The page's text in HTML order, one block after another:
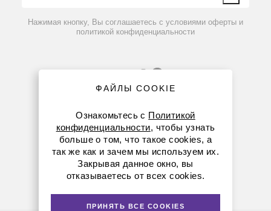
Нажимая кнопку, Вы соглашаетесь с условиями оферты и
политикой конфиденциальности
8 (800) 234-05-08
+7 (912) 658-76-06
ФАЙЛЫ COOKIE
Ознакомьтесь с Политикой
конфиденциальности, чтобы узнать
больше о том, что такое cookies, а
так же как и зачем мы используем их.
Закрывая данное окно, вы
отказываетесь от всех cookies.
ПРИНЯТЬ ВСЕ COOKIES